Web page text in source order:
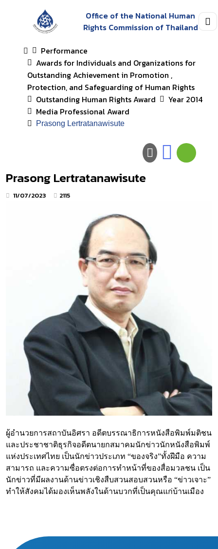
Office of the National Human
Rights Commission of Thailand
Performance
Awards for Individuals and Organizations for
Outstanding Achievement in Promotion ,
Protection, and Safeguarding of Human Rights
Outstanding Human Rights Award
Year 2014
Media Professional Award
Prasong Lertratanawisute
Prasong Lertratanawisute
11/07/2023 2115
ผู้อำนวยการสถาบันอิศรา อดีตบรรณาธิการหนังสือพิมพ์มติชน
และประชาชาติธุรกิจอดีตนายกสมาคมนักข่าวนักหนังสือพิมพ์
แห่งประเทศไทย เป็นนักข่าวประเภท “ของจริง”ทั้งฝีมือ ความ
สามารถ และความซื่อตรงต่อการทำหน้าที่ของสื่อมวลชน เป็น
นักข่าวที่มีผลงานด้านข่าวเชิงสืบสวนสอบสวนหรือ “ข่าวเจาะ”
ทำให้สังคมได้มองเห็นพลังในด้านบวกที่เป็นคุณแก่บ้านเมือง